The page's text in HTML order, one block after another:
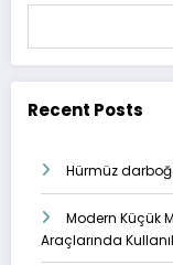
Recent Posts
Hürmüz
Modern Küçük
Araçlarında